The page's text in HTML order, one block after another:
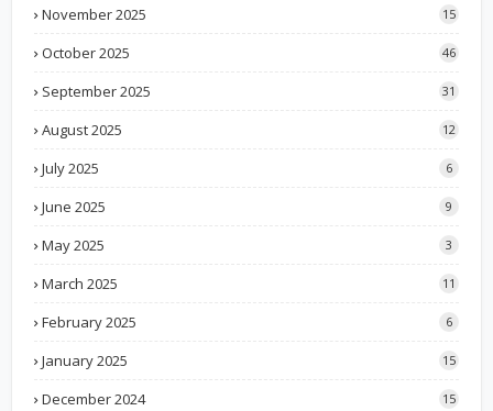
November 2025 15
October 2025 46
September 2025 31
August 2025 12
July 2025 6
June 2025 9
May 2025 3
March 2025 11
February 2025 6
January 2025 15
December 2024 15